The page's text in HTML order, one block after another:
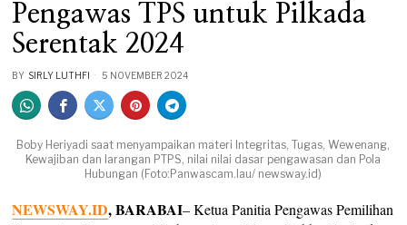
Pengawas TPS untuk Pilkada
Serentak 2024
BY SIRLY LUTHFI 5 NOVEMBER 2024
Boby Heriyadi saat menyampaikan materi Integritas, Tugas, Wewenang,
Kewajiban dan larangan PTPS, nilai nilai dasar pengawasan dan Pola
Hubungan (Foto:Panwascam.lau/ newsway.id)
NEWSWAY.ID, BARABAI– Ketua Panitia Pengawas Pemilihan